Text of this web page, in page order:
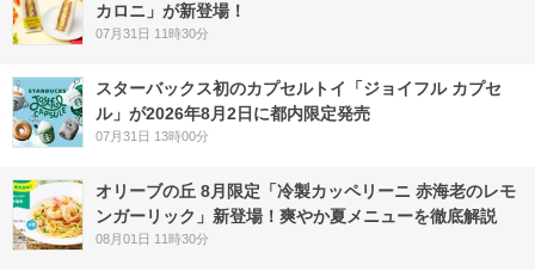
カロニ」が新登場！
07月31日 11時30分
スターバックス初のカプセルトイ「ジョイフル カプセ
ル」が2026年8月2日に都内限定発売
07月31日 13時00分
オリーブの丘 8月限定「冷製カッペリーニ 赤海老のレモ
ンガーリック」新登場！爽やか夏メニューを徹底解説
08月01日 11時30分